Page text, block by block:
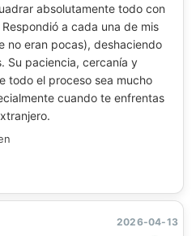
absolutamente todo con
a cada una de mis
no eran pocas), deshaciendo
Su paciencia, cercanía y
todo el proceso sea mucho
cuando te enfrentas
2026-04-13